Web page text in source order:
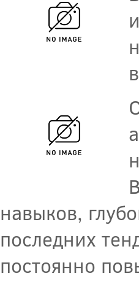
навыков,
последних
постоянно